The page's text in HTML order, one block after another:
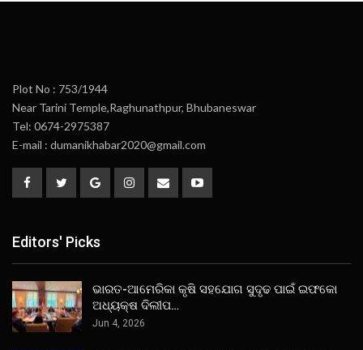
Plot No : 753/1944
Near Tarini Temple,Raghunathpur, Bhubaneswar
Tel: 0674-2975387
E-mail : dumanikhabar2020@gmail.com
Editors' Picks
ଭାରତ-ଆମେରିକା କୃଷି ସହଯୋଗ ସୁଦୃଢ ପାଇଁ ଇଫକୋ
ଅଧ୍ୟକ୍ଷ ଦିଲୀପ…
Jun 4, 2026